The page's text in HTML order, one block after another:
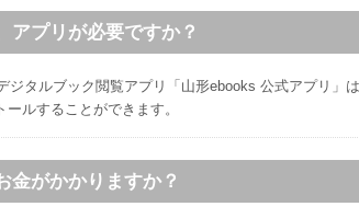
アプリが必要ですか？
ジタルブック閲覧アプリ「山形ebooks 公式アプリ」は
ルすることができます。
金がかかりますか？